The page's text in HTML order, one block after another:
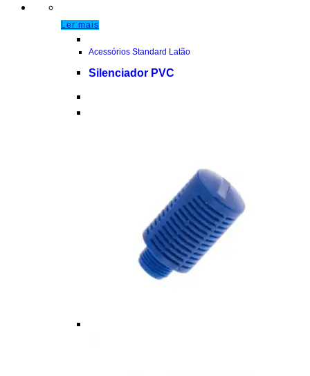
Ler mais
Acessórios Standard Latão
Silenciador PVC